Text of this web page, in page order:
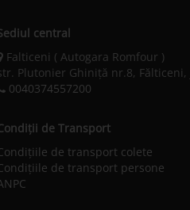
central
Falticeni ( Autogara Romfour )
Plutonier Ghiniţă nr.8, Fălticeni,
0040374557200
de Transport
de transport colete
de transport persone